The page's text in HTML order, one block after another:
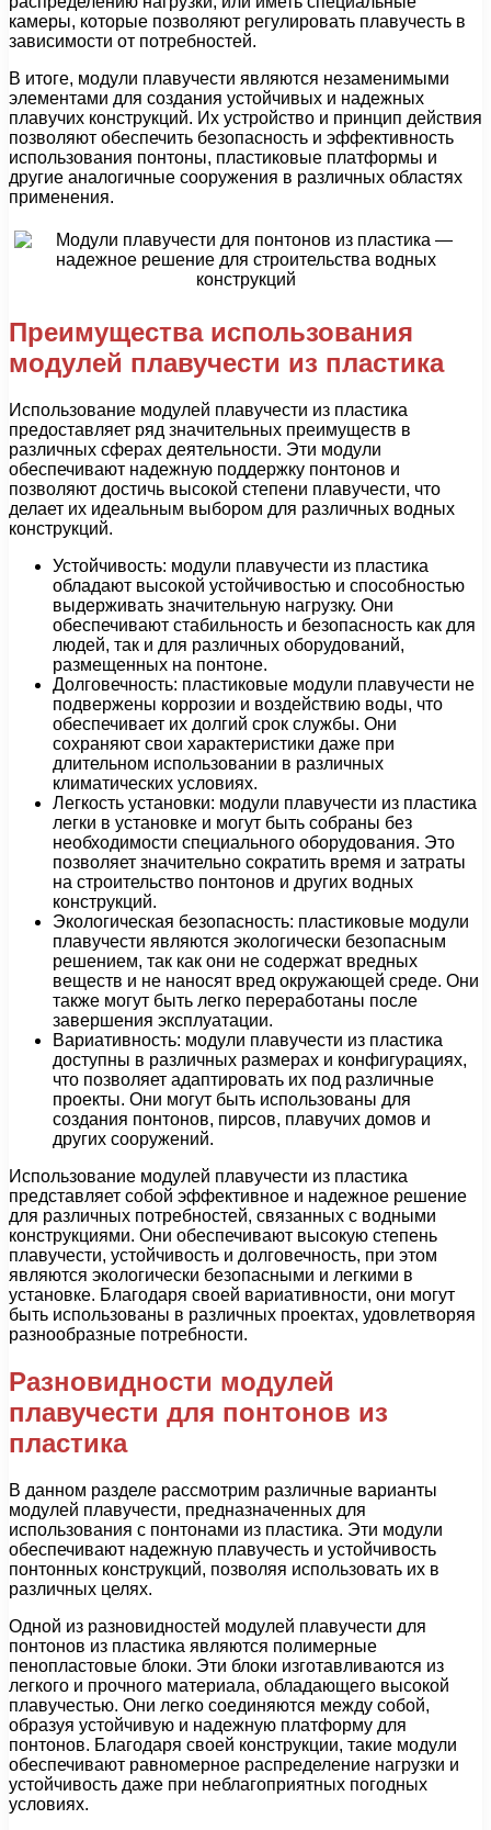
камеры, которые позволяют регулировать плавучесть в
зависимости от потребностей.
В итоге, модули плавучести являются незаменимыми
элементами для создания устойчивых и надежных
плавучих конструкций. Их устройство и принцип действия
позволяют обеспечить безопасность и эффективность
использования понтоны, пластиковые платформы и
другие аналогичные сооружения в различных областях
применения.
Преимущества использования
модулей плавучести из пластика
Использование модулей плавучести из пластика
предоставляет ряд значительных преимуществ в
различных сферах деятельности. Эти модули
обеспечивают надежную поддержку понтонов и
позволяют достичь высокой степени плавучести, что
делает их идеальным выбором для различных водных
конструкций.
Устойчивость: модули плавучести из пластика
обладают высокой устойчивостью и способностью
выдерживать значительную нагрузку. Они
обеспечивают стабильность и безопасность как для
людей, так и для различных оборудований,
размещенных на понтоне.
Долговечность: пластиковые модули плавучести не
подвержены коррозии и воздействию воды, что
обеспечивает их долгий срок службы. Они
сохраняют свои характеристики даже при
длительном использовании в различных
климатических условиях.
Легкость установки: модули плавучести из пластика
легки в установке и могут быть собраны без
необходимости специального оборудования. Это
позволяет значительно сократить время и затраты
на строительство понтонов и других водных
конструкций.
Экологическая безопасность: пластиковые модули
плавучести являются экологически безопасным
решением, так как они не содержат вредных
веществ и не наносят вред окружающей среде. Они
также могут быть легко переработаны после
завершения эксплуатации.
Вариативность: модули плавучести из пластика
доступны в различных размерах и конфигурациях,
что позволяет адаптировать их под различные
проекты. Они могут быть использованы для
создания понтонов, пирсов, плавучих домов и
других сооружений.
Использование модулей плавучести из пластика
представляет собой эффективное и надежное решение
для различных потребностей, связанных с водными
конструкциями. Они обеспечивают высокую степень
плавучести, устойчивость и долговечность, при этом
являются экологически безопасными и легкими в
установке. Благодаря своей вариативности, они могут
быть использованы в различных проектах, удовлетворяя
разнообразные потребности.
Разновидности модулей
плавучести для понтонов из
пластика
В данном разделе рассмотрим различные варианты
модулей плавучести, предназначенных для
использования с понтонами из пластика. Эти модули
обеспечивают надежную плавучесть и устойчивость
понтонных конструкций, позволяя использовать их в
различных целях.
Одной из разновидностей модулей плавучести для
понтонов из пластика являются полимерные
пенопластовые блоки. Эти блоки изготавливаются из
легкого и прочного материала, обладающего высокой
плавучестью. Они легко соединяются между собой,
образуя устойчивую и надежную платформу для
понтонов. Благодаря своей конструкции, такие модули
обеспечивают равномерное распределение нагрузки и
устойчивость даже при неблагоприятных погодных
условиях.